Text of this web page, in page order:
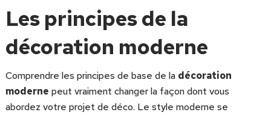
Les principes de la
décoration moderne
Comprendre les principes de base de la décoration
moderne peut vraiment changer la façon dont vous
abordez votre projet de déco. Le style moderne se